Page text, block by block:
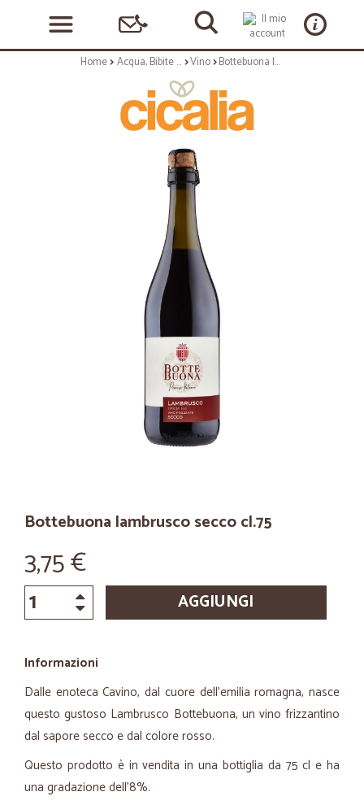
Home Acqua, Bibite e Alcolici Vino Bottebuona lambrusco secco cl.75
Bottebuona lambrusco secco cl.75
3,75 €
AGGIUNGI
Informazioni
Dalle enoteca Cavino, dal cuore dell'emilia romagna, nasce
questo gustoso Lambrusco Bottebuona, un vino frizzantino
dal sapore secco e dal colore rosso.
Questo prodotto è in vendita in una bottiglia da 75 cl e ha
una gradazione dell'8%.